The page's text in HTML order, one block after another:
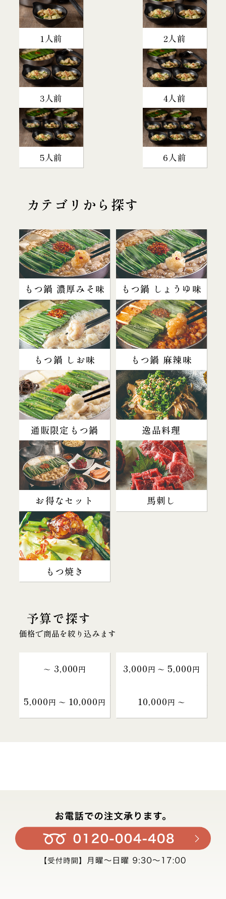
1人前 2人前
3人前 4人前
5人前 6人前
カテゴリから探す
もつ鍋 濃厚みそ味 もつ鍋 しょうゆ味
もつ鍋 しお味 もつ鍋 麻辣味
通販限定もつ鍋 逸品料理
お得なセット 馬刺し
もつ焼き
予算で探す
価格で商品を絞り込みます
～ 3,000円 3,000円 〜 5,000円
5,000円 〜 10,000円 10,000円 〜